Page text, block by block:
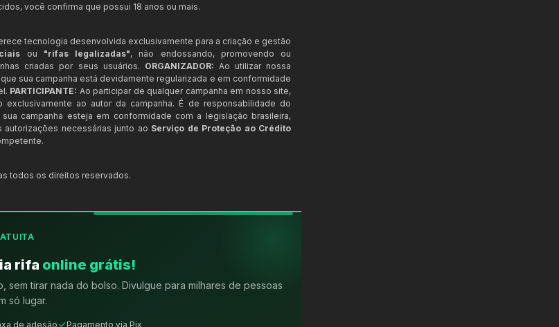
você confirma que possui 18 anos ou mais.
tecnologia desenvolvida exclusivamente para a criação e gestão
ou "rifas legalizadas", não endossando, promovendo ou
criadas por seus usuários. ORGANIZADOR: Ao utilizar nossa
sua campanha está devidamente regularizada e em conformidade
PARTICIPANTE: Ao participar de qualquer campanha em nosso site,
exclusivamente ao autor da campanha. É de responsabilidade do
sua campanha esteja em conformidade com a legislação brasileira,
autorizações necessárias junto ao Serviço de Proteção ao Crédito
todos os direitos reservados.
rifa online grátis!
sem tirar nada do bolso. Divulgue para milhares de pessoas
só lugar.
de adesão Pagamento via Pix